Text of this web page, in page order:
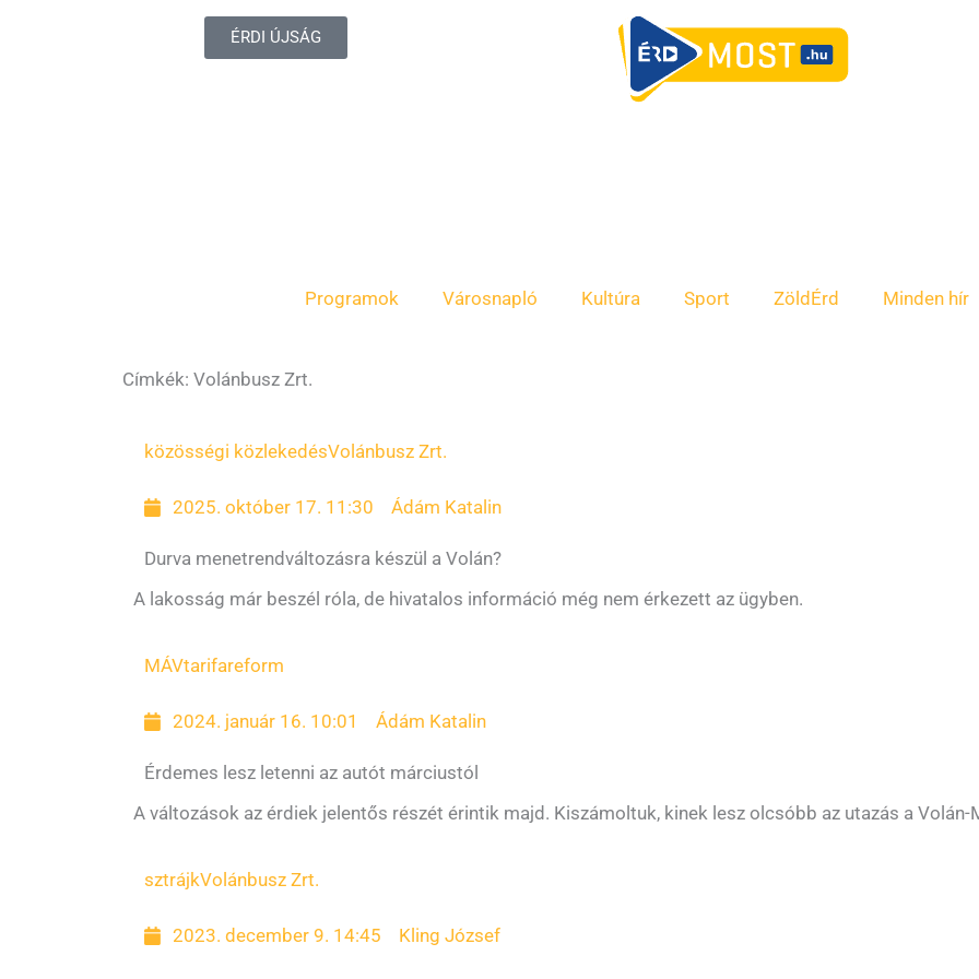
ÉRDI ÚJSÁG
Programok Városnapló Kultúra Sport ZöldÉrd Minden hír
Címkék: Volánbusz Zrt.
közösségi közlekedésVolánbusz Zrt.
2025. október 17. 11:30 Ádám Katalin
Durva menetrendváltozásra készül a Volán?
A lakosság már beszél róla, de hivatalos információ még nem érkezett az ügyben.
MÁVtarifareform
2024. január 16. 10:01 Ádám Katalin
Érdemes lesz letenni az autót márciustól
A változások az érdiek jelentős részét érintik majd. Kiszámoltuk, kinek lesz olcsóbb az utazás a
sztrájkVolánbusz Zrt.
2023. december 9. 14:45 Kling József